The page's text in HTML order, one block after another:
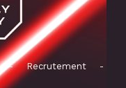
- Recrutement
-